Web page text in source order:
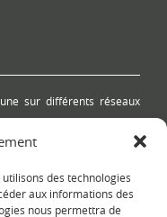
des technologies
aux informations des
nous permettra de
sur différents réseaux